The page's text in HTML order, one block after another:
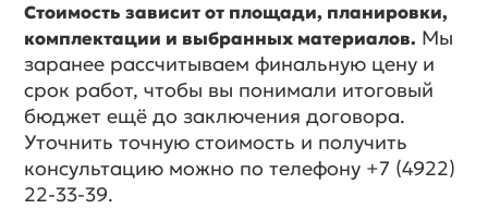
Стоимость зависит от площади, планировки,
комплектации и выбранных материалов. Мы
заранее рассчитываем финальную цену и
срок работ, чтобы вы понимали итоговый
бюджет ещё до заключения договора.
Уточнить точную стоимость и получить
консультацию можно по телефону +7 (4922)
22-33-39.